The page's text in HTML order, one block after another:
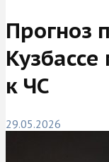
Прогноз
Кузбассе
к ЧС
29.05.2026